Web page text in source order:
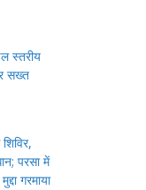
स्तरीय
सख्त
परसा में
गरमाया